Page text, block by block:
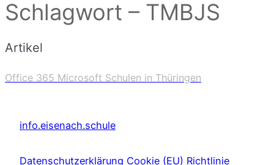
Schlagwort – TMBJS
Artikel
Office 365 Microsoft Schulen in Thüringen
info.eisenach.schule
Datenschutzerklärung Cookie (EU) Richtlinie